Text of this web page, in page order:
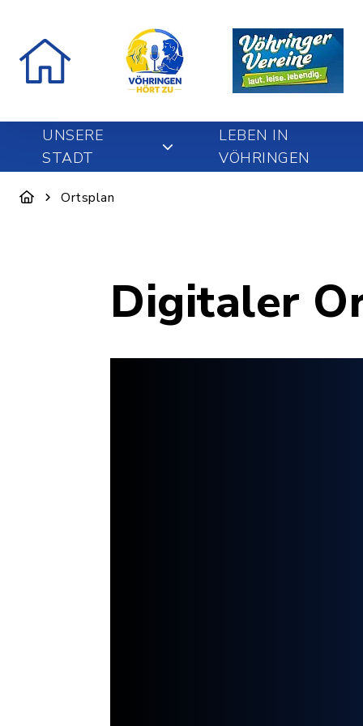
UNSERE
STADT
LEBEN IN
VÖHRINGEN
Ortsplan
Digitaler